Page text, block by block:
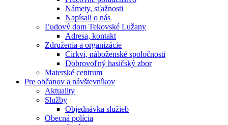
Námety, sťažnosti
Napísali o nás
Ľudový dom Tekovské Lužany
Adresa, kontakt
Združenia a organizácie
Cirkvi, náboženské spoločnosti
Dobrovoľný hasičský zbor
Materské centrum
Pre občanov a návštevníkov
Aktuality
Služby
Objednávka služieb
Obecná polícia